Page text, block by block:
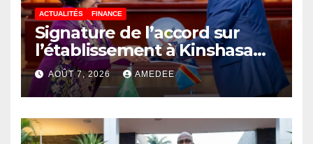
ACTUALITÉS FINANCE
Signature de l’accord sur
l’établissement à Kinshasa
du bureau-pays de l’Agence
de développement de
l’Union africaine–Nouveau
Partenariat pour le
développement de l’Afrique
AOÛT 7, 2026 AMEDEE